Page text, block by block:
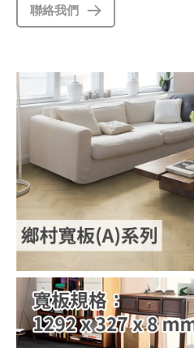
聯絡我們